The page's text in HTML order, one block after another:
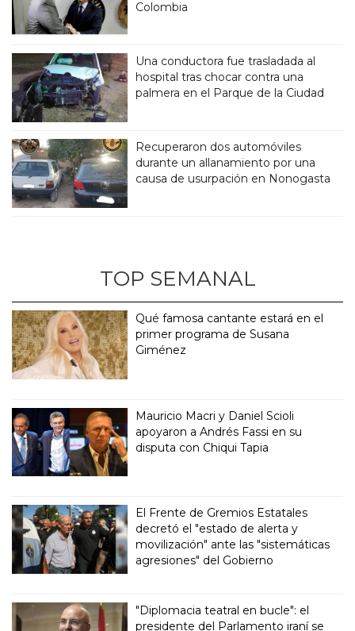
Colombia
Una conductora fue trasladada al
hospital tras chocar contra una
palmera en el Parque de la Ciudad
Recuperaron dos automóviles
durante un allanamiento por una
causa de usurpación en Nonogasta
TOP SEMANAL
Qué famosa cantante estará en el
primer programa de Susana
Giménez
Mauricio Macri y Daniel Scioli
apoyaron a Andrés Fassi en su
disputa con Chiqui Tapia
El Frente de Gremios Estatales
decretó el "estado de alerta y
movilización" ante las "sistemáticas
agresiones" del Gobierno
"Diplomacia teatral en bucle": el
presidente del Parlamento iraní se